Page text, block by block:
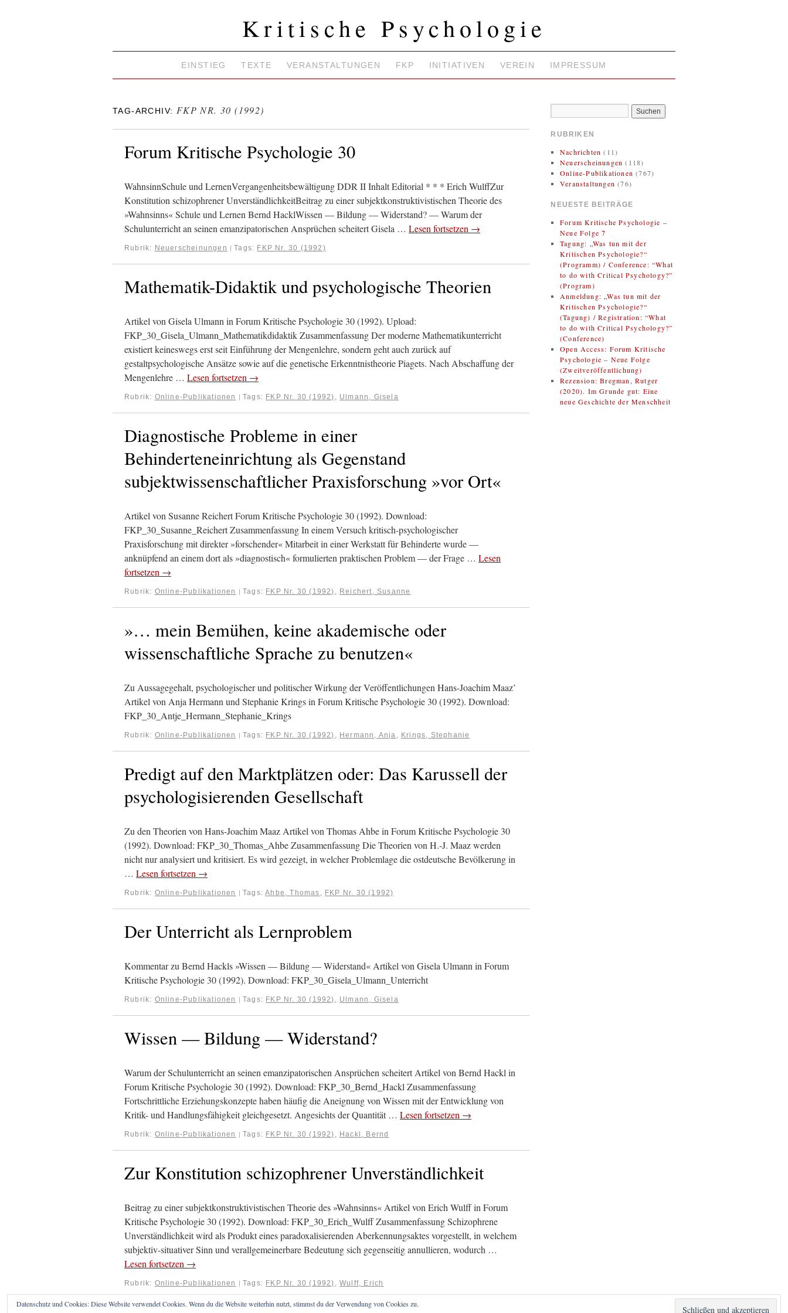
Kritische Psychologie
EINSTIEG TEXTE VERANSTALTUNGEN FKP INITIATIVEN VEREIN IMPRESSUM
TAG-ARCHIV: FKP NR. 30 (1992)
Forum Kritische Psychologie 30
WahnsinnSchule und LernenVergangenheitsbewältigung DDR II Inhalt Editorial * * * Erich WulffZur
Konstitution schizophrener UnverständlichkeitBeitrag zu einer subjektkonstruktivistischen Theorie des
»Wahnsinns« Schule und Lernen Bernd HacklWissen — Bildung — Widerstand? — Warum der
Schulunterricht an seinen emanzipatorischen Ansprüchen scheitert Gisela … Lesen fortsetzen →
Rubrik: Neuerscheinungen | Tags: FKP Nr. 30 (1992)
Mathematik-Didaktik und psychologische Theorien
Artikel von Gisela Ulmann in Forum Kritische Psychologie 30 (1992). Upload:
FKP_30_Gisela_Ulmann_Mathematikdidaktik Zusammenfassung Der moderne Mathematikunterricht
existiert keineswegs erst seit Einführung der Mengenlehre, sondern geht auch zurück auf
gestaltpsychologische Ansätze sowie auf die genetische Erkenntnistheorie Piagets. Nach Abschaffung der
Mengenlehre … Lesen fortsetzen →
Rubrik: Online-Publikationen | Tags: FKP Nr. 30 (1992) , Ulmann, Gisela
Diagnostische Probleme in einer
Behinderteneinrichtung als Gegenstand
subjektwissenschaftlicher Praxisforschung »vor Ort«
Artikel von Susanne Reichert Forum Kritische Psychologie 30 (1992). Download:
FKP_30_Susanne_Reichert Zusammenfassung In einem Versuch kritisch-psychologischer
Praxisforschung mit direkter »forschender« Mitarbeit in einer Werkstatt für Behinderte wurde —
anknüpfend an einem dort als »diagnostisch« formulierten praktischen Problem — der Frage … Lesen
fortsetzen →
Rubrik: Online-Publikationen | Tags: FKP Nr. 30 (1992) , Reichert, Susanne
»… mein Bemühen, keine akademische oder
wissenschaftliche Sprache zu benutzen«
Zu Aussagegehalt, psychologischer und politischer Wirkung der Veröffentlichungen Hans-Joachim Maaz’
Artikel von Anja Hermann und Stephanie Krings in Forum Kritische Psychologie 30 (1992). Download:
FKP_30_Antje_Hermann_Stephanie_Krings
Rubrik: Online-Publikationen | Tags: FKP Nr. 30 (1992) , Hermann, Anja , Krings, Stephanie
Predigt auf den Marktplätzen oder: Das Karussell der
psychologisierenden Gesellschaft
Zu den Theorien von Hans-Joachim Maaz Artikel von Thomas Ahbe in Forum Kritische Psychologie 30
(1992). Download: FKP_30_Thomas_Ahbe Zusammenfassung Die Theorien von H.-J. Maaz werden
nicht nur analysiert und kritisiert. Es wird gezeigt, in welcher Problemlage die ostdeutsche Bevölkerung in
… Lesen fortsetzen →
Rubrik: Online-Publikationen | Tags:Ahbe, Thomas , FKP Nr. 30 (1992)
Der Unterricht als Lernproblem
Kommentar zu Bernd Hackls »Wissen — Bildung — Widerstand« Artikel von Gisela Ulmann in Forum
Kritische Psychologie 30 (1992). Download: FKP_30_Gisela_Ulmann_Unterricht
Rubrik: Online-Publikationen | Tags: FKP Nr. 30 (1992) , Ulmann, Gisela
Wissen — Bildung — Widerstand?
Warum der Schulunterricht an seinen emanzipatorischen Ansprüchen scheitert Artikel von Bernd Hackl in
Forum Kritische Psychologie 30 (1992). Download: FKP_30_Bernd_Hackl Zusammenfassung
Fortschrittliche Erziehungskonzepte haben häufig die Aneignung von Wissen mit der Entwicklung von
Kritik- und Handlungsfähigkeit gleichgesetzt. Angesichts der Quantität … Lesen fortsetzen →
Rubrik: Online-Publikationen | Tags: FKP Nr. 30 (1992) , Hackl, Bernd
Zur Konstitution schizophrener Unverständlichkeit
Beitrag zu einer subjektkonstruktivistischen Theorie des »Wahnsinns« Artikel von Erich Wulff in Forum
Kritische Psychologie 30 (1992). Download: FKP_30_Erich_Wulff Zusammenfassung Schizophrene
Unverständlichkeit wird als Produkt eines paradoxalisierenden Aberkennungsaktes vorgestellt, in welchem
subjektiv-situativer Sinn und verallgemeinerbare Bedeutung sich gegenseitig annullieren, wodurch …
Lesen fortsetzen →
Rubrik: Online-Publikationen | Tags: FKP Nr. 30 (1992) ,Wulff, Erich
RUBRIKEN
Nachrichten (11)
Neuerscheinungen (118)
Online-Publikationen (767)
Veranstaltungen (76)
NEUESTE BEITRÄGE
Forum Kritische Psychologie –
Neue Folge 7
Tagung: „Was tun mit der
Kritischen Psychologie?“
(Programm) / Conference: “What
to do with Critical Psychology?”
(Program)
Anmeldung: „Was tun mit der
Kritischen Psychologie?“
(Tagung) / Registration: “What
to do with Critical Psychology?”
(Conference)
Open Access: Forum Kritische
Psychologie – Neue Folge
(Zweitveröffentlichung)
Rezension: Bregman, Rutger
(2020). Im Grunde gut: Eine
neue Geschichte der Menschheit
Datenschutz und Cookies: Diese Website verwendet Cookies. Wenn du die Website weiterhin nutzt, stimmst du der Verwendung von Cookies zu.